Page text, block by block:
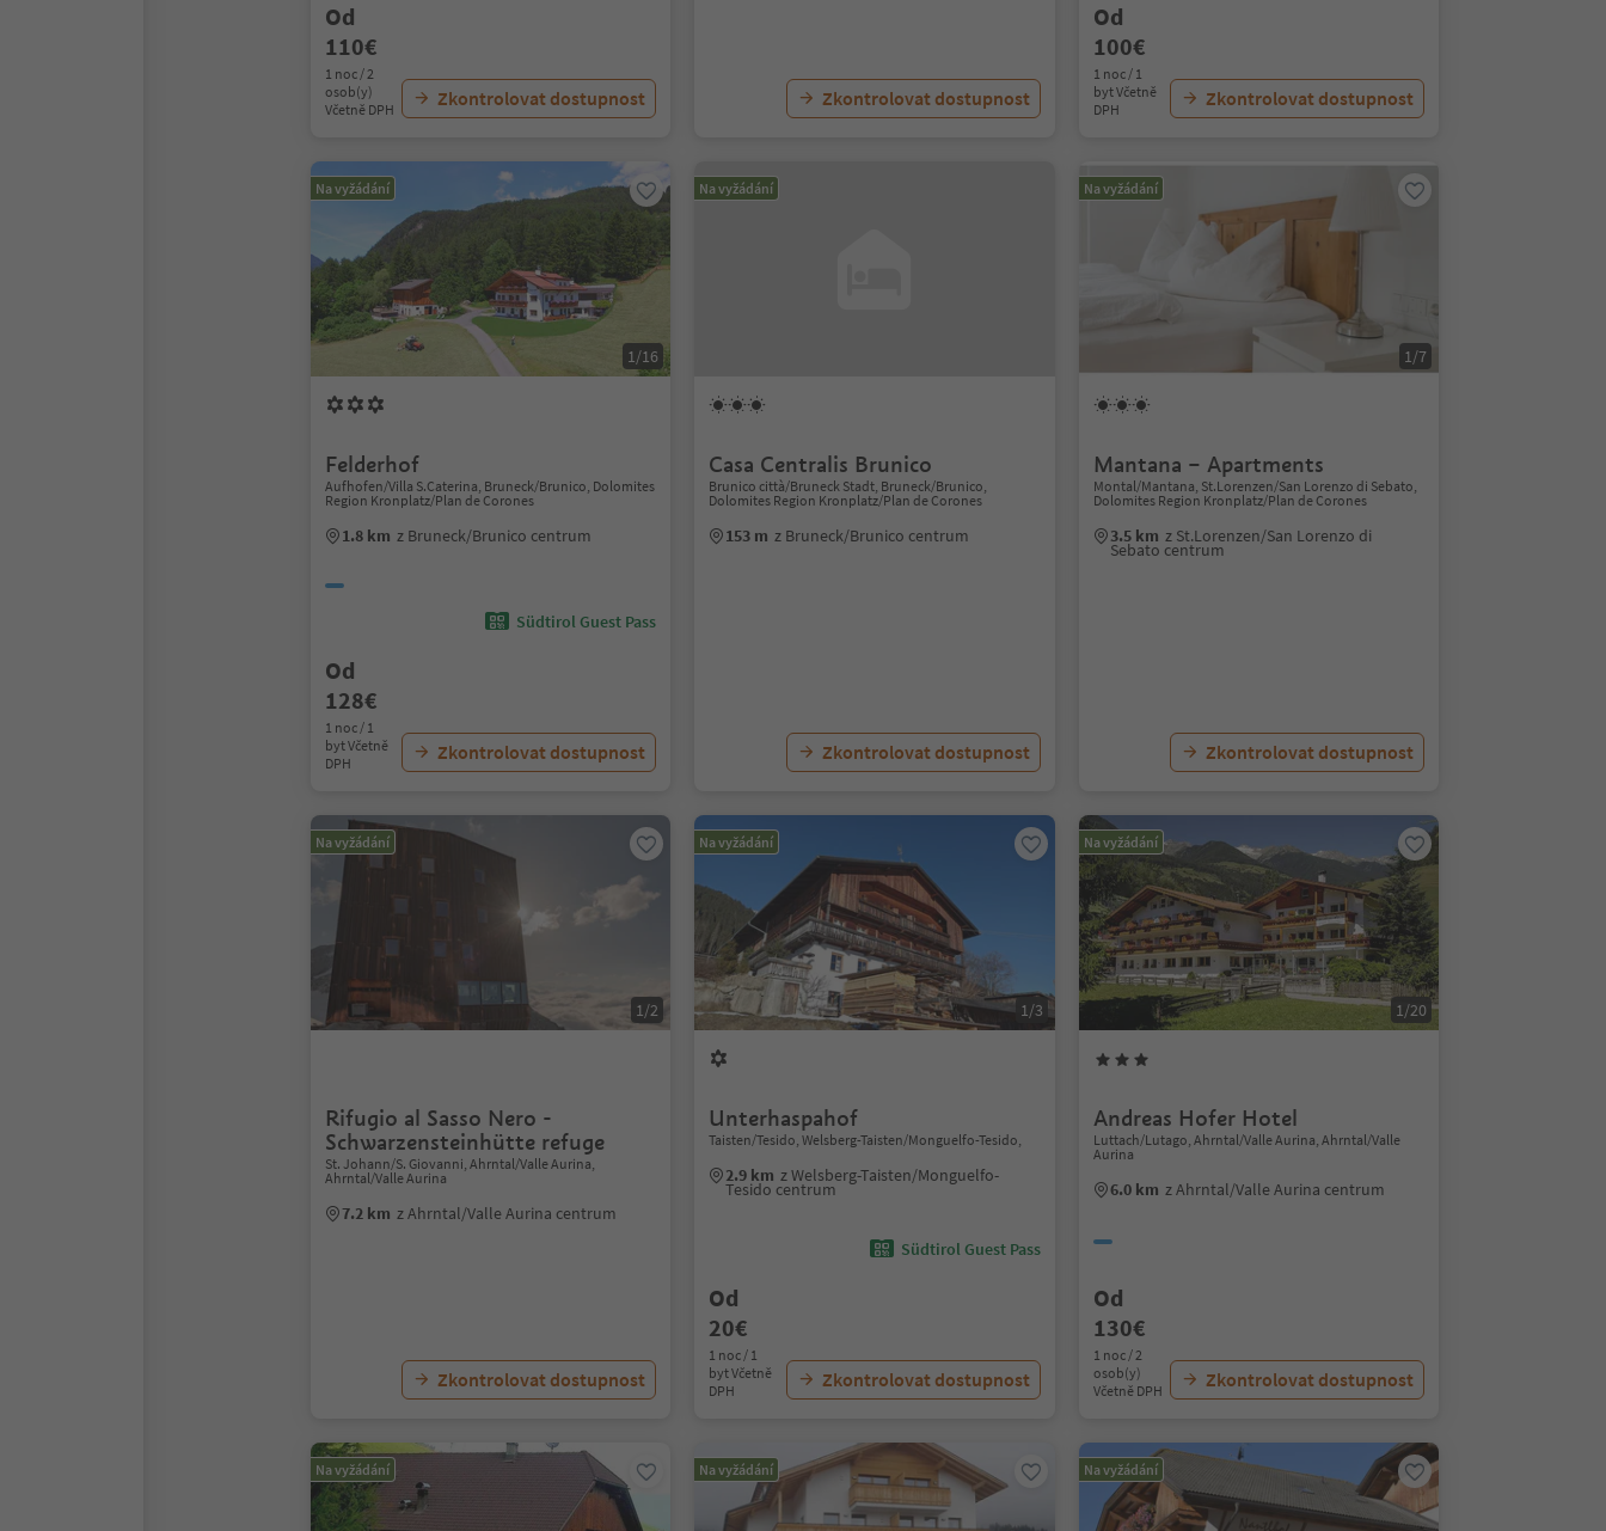
Od
110€
1 noc / 2
osob(y)
Včetně DPH
Zkontrolovat dostupnost Zkontrolovat dostupnost
Od
100€
1 noc / 1
byt Včetně
DPH
Zkontrolovat dostupnost
Na vyžádání
1/16
Felderhof
Aufhofen/Villa S.Caterina, Bruneck/Brunico, Dolomites
Region Kronplatz/Plan de Corones
1.8 km z Bruneck/Brunico centrum
Südtirol Guest Pass
Od
128€
1 noc / 1
byt Včetně
DPH
Zkontrolovat dostupnost
Na vyžádání
Casa Centralis Brunico
Brunico città/Bruneck Stadt, Bruneck/Brunico,
Dolomites Region Kronplatz/Plan de Corones
153 m z Bruneck/Brunico centrum
Zkontrolovat dostupnost
Na vyžádání
1/7
Mantana – Apartments
Montal/Mantana, St.Lorenzen/San Lorenzo di Sebato,
Dolomites Region Kronplatz/Plan de Corones
3.5 km z St.Lorenzen/San Lorenzo di
Sebato centrum
Zkontrolovat dostupnost
Na vyžádání
1/2
Rifugio al Sasso Nero -
Schwarzensteinhütte refuge
St. Johann/S. Giovanni, Ahrntal/Valle Aurina,
Ahrntal/Valle Aurina
7.2 km z Ahrntal/Valle Aurina centrum
Zkontrolovat dostupnost
Na vyžádání
1/3
Unterhaspahof
Taisten/Tesido, Welsberg-Taisten/Monguelfo-Tesido,
2.9 km z Welsberg-Taisten/Monguelfo-
Tesido centrum
Südtirol Guest Pass
Od
20€
1 noc / 1
byt Včetně
DPH
Zkontrolovat dostupnost
Na vyžádání
1/20
Andreas Hofer Hotel
Luttach/Lutago, Ahrntal/Valle Aurina, Ahrntal/Valle
Aurina
6.0 km z Ahrntal/Valle Aurina centrum
Od
130€
1 noc / 2
osob(y)
Včetně DPH
Zkontrolovat dostupnost
Na vyžádání Na vyžádání Na vyžádání